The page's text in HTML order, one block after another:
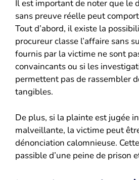
Il est important de noter que le
sans preuve réelle peut
Tout d’abord, il existe la
procureur classe l’affaire sans
fournis par la victime ne sont
convaincants ou si les
permettent pas de rassembler
tangibles.
De plus, si la plainte est jugée
malveillante, la victime peut
dénonciation calomnieuse.
passible d’une peine de prison